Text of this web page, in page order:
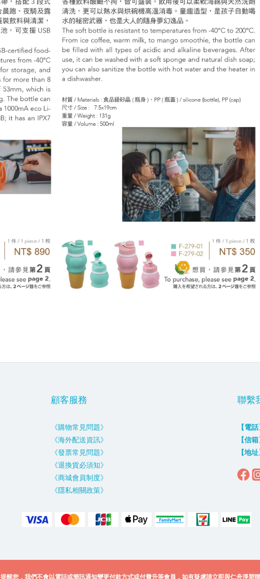
顧客服務
《購物常見問題》
《海外配送資訊》
《發票常見問題》
《退換貨必須知》
《商城會員制度》
《隱私相關政策》
聯繫
【電話
【信箱
【地址
提醒您，我們不會以電話或簡訊通知變更付款方式或付費升等會員，如有疑慮請立即與仁舟淨塑聯